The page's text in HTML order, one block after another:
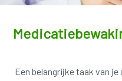
Een belangrijke taak van